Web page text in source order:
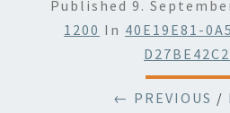
Published 9.
1200 In 40E19E81-
← PREVIOUS /